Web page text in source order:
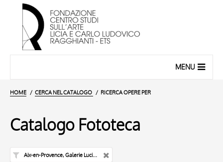
MENU
HOME CERCA NEL CATALOGO RICERCA OPERE PER
Catalogo Fototeca
Aix-en-Provence, Galerie Lucien Blanc